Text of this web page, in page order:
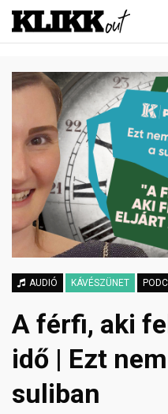
AUDIÓ KÁVÉSZÜNET
A férfi, aki
idő | Ezt
suliban